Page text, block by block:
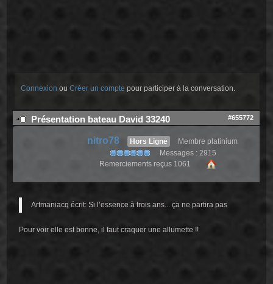
Connexion ouCréer un compte pour participer à la conversation.
Présentation bateau David 33240 #655772
nitro78 Hors Ligne
Membre platinium
Messages : 2915
Remerciements reçus 1061
Artmaniacq écrit: Si l’essence à trois ans... ça ne partira pas
Pour voir elle est bonne, il faut craquer une allumette !!